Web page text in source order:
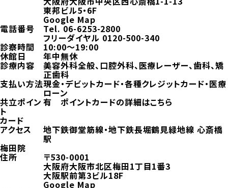
東邦ビル5・6F
Google Map
電話番号 Tel.06-6253-2800
フリーダイヤル 0120-500-340
診察時間 10:00～19:00
休館日 年中無休
診療内容 美容外科全般、口腔外科、医療レーザー、歯科、矯
正歯科
支払い方法現金・デビットカード・各種クレジットカード・医療
ローン
共立ポイン
ト
カード
有 ポイントカードの詳細はこちら
アクセス 地下鉄御堂筋線・地下鉄長堀鶴見緑地線 心斎橋
駅
梅田院
住所 〒530-0001
大阪府大阪市北区梅田1丁目1番3
大阪駅前第3ビル18F
Google Map